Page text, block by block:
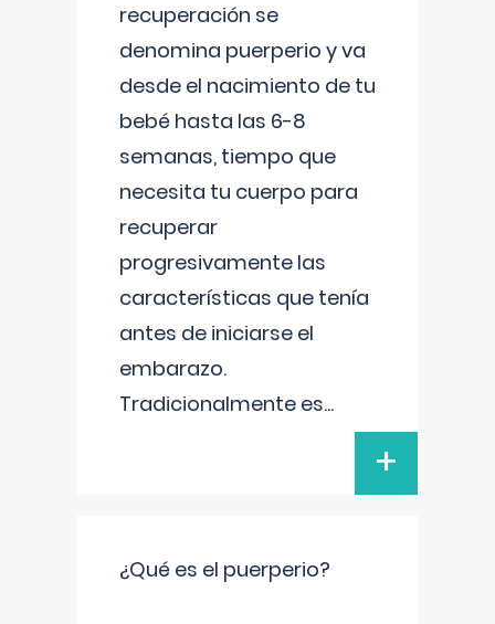
recuperación se
denomina puerperio y va
desde el nacimiento de tu
bebé hasta las 6-8
semanas, tiempo que
necesita tu cuerpo para
recuperar
progresivamente las
características que tenía
antes de iniciarse el
embarazo.
Tradicionalmente es...
+
¿Qué es el puerperio?